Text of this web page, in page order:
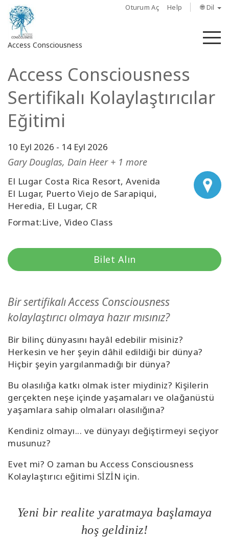
Oturum Aç Help 🌐 Dil
Access Consciousness
Hesabınızda
açın
Hakkında
Access
Bars
Bölgeler
Mutluluğunuzu
ARA
Access Consciousness
Sertifikalı Kolaylaştırıcılar
Eğitimi
10 Eyl 2026 - 14 Eyl 2026
Gary Douglas, Dain Heer + 1 more
El Lugar Costa Rica Resort, Avenida
El Lugar, Puerto Viejo de Sarapiqui,
Heredia, El Lugar, CR
Format:Live, Video Class
Bilet Alın
Bir sertifikalı Access Consciousness
kolaylaştırıcı olmaya hazır mısınız?
Bir bilinç dünyasını hayâl edebilir misiniz?
Herkesin ve her şeyin dâhil edildiği bir dünya?
Hiçbir şeyin yargılanmadığı bir dünya?
Bu olasılığa katkı olmak ister miydiniz? Kişilerin
gerçekten neşe içinde yaşamaları ve olağanüstü
yaşamlara sahip olmaları olasılığına?
Kendiniz olmayı... ve dünyayı değiştirmeyi seçiyor
musunuz?
Evet mi? O zaman bu Access Consciousness
Kolaylaştırıcı eğitimi SİZİN için.
Yeni bir realite yaratmaya başlamaya
hoş geldiniz!